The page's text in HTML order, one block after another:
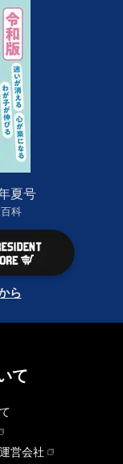
夏号
科
ら
て
運営会社